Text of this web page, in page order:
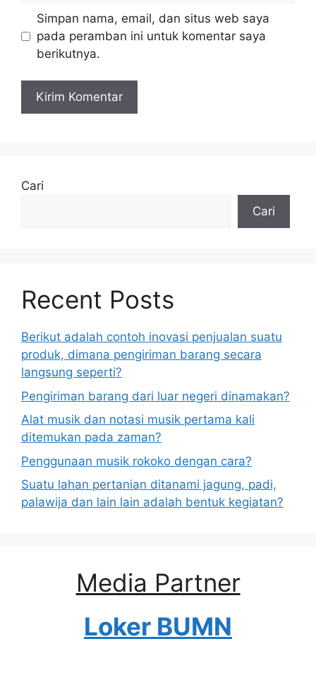
Simpan nama, email, dan situs web saya
pada peramban ini untuk komentar saya
berikutnya.
Cari
Cari
Recent Posts
Berikut adalah contoh inovasi penjualan suatu
produk, dimana pengiriman barang secara
langsung seperti?
Pengiriman barang dari luar negeri dinamakan?
Alat musik dan notasi musik pertama kali
ditemukan pada zaman?
Penggunaan musik rokoko dengan cara?
Suatu lahan pertanian ditanami jagung, padi,
palawija dan lain lain adalah bentuk kegiatan?
Media Partner
Loker BUMN